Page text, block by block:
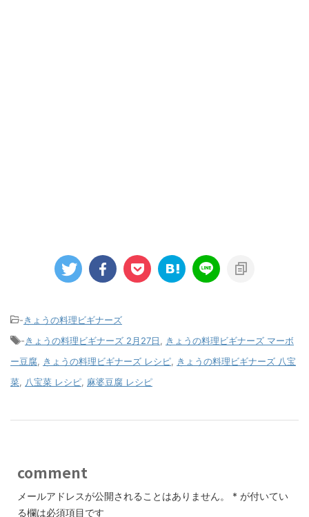
-きょうの料理ビギナーズ
-きょうの料理ビギナーズ 2月27日
きょうの料理ビギナーズ マーボ
ー豆腐
きょうの料理ビギナーズ レシピ
きょうの料理ビギナーズ 八宝
菜
八宝菜 レシピ 麻婆豆腐 レシピ
comment
メールアドレスが公開されることはありません。 * が付いてい
る欄は必須項目です